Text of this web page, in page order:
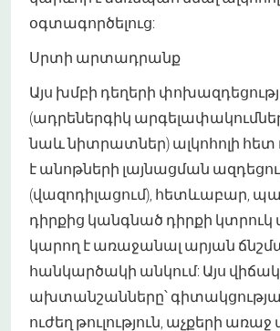
օգտագործելուց:
Սրտի արտադրանք
Այս խմբի դեղերի
(ադրեներգիկ
նաև նիտրատներ) ալկոհոլի հետ
է անոթների լայնացման
(վազոդիլացում), հետևաբար,
դիրքից կանգնած դիրքի կտրուկ
կարող է առաջանալ արյան
հանկարծակի անկում: Այս
ախտանշանները՝
ուժեղ թուլություն, աչքերի